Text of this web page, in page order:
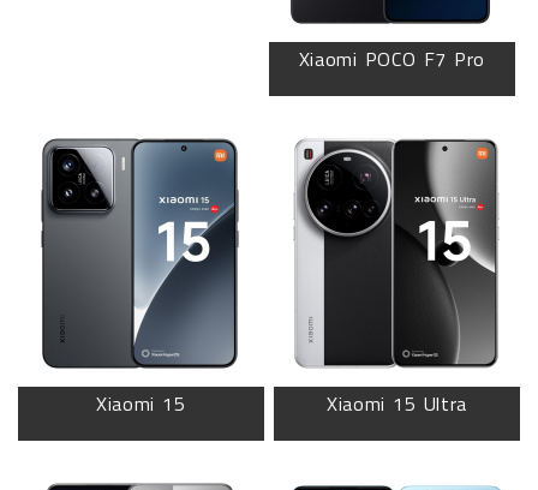
Xiaomi POCO F7 Pro
Xiaomi 15 Ultra
Xiaomi 15